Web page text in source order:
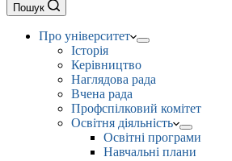
Пошук
Про університет
Історія
Керівництво
Наглядова рада
Вчена рада
Профспілковий комітет
Освітня діяльність
Освітні програми
Навчальні плани